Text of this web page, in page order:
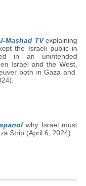
Mashad TVexplaining
the Israeli public in
in an unintended
Israel and the West,
both in Gaza and
why Israel must
Strip (April 6, 2024).